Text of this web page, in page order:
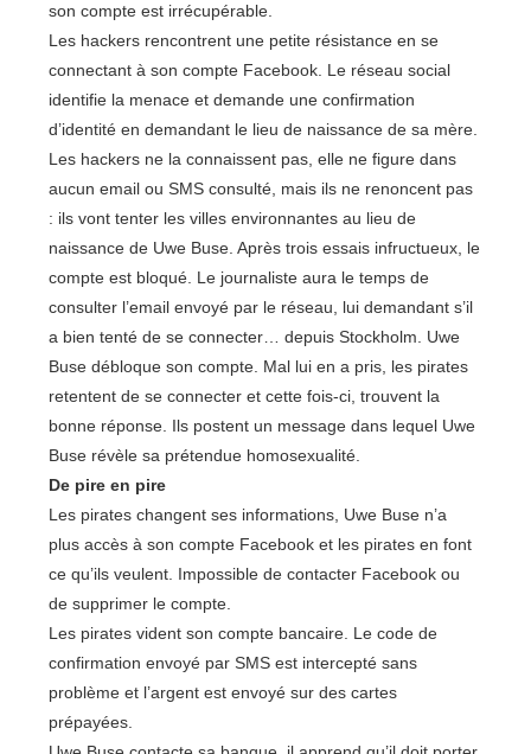
son compte est irrécupérable.
Les hackers rencontrent une petite résistance en se
connectant à son compte Facebook. Le réseau social
identifie la menace et demande une confirmation
d’identité en demandant le lieu de naissance de sa mère.
Les hackers ne la connaissent pas, elle ne figure dans
aucun email ou SMS consulté, mais ils ne renoncent pas
: ils vont tenter les villes environnantes au lieu de
naissance de Uwe Buse. Après trois essais infructueux, le
compte est bloqué. Le journaliste aura le temps de
consulter l’email envoyé par le réseau, lui demandant s’il
a bien tenté de se connecter… depuis Stockholm. Uwe
Buse débloque son compte. Mal lui en a pris, les pirates
retentent de se connecter et cette fois-ci, trouvent la
bonne réponse. Ils postent un message dans lequel Uwe
Buse révèle sa prétendue homosexualité.
De pire en pire
Les pirates changent ses informations, Uwe Buse n’a
plus accès à son compte Facebook et les pirates en font
ce qu’ils veulent. Impossible de contacter Facebook ou
de supprimer le compte.
Les pirates vident son compte bancaire. Le code de
confirmation envoyé par SMS est intercepté sans
problème et l’argent est envoyé sur des cartes
prépayées.